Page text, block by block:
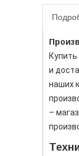
и
наших
–